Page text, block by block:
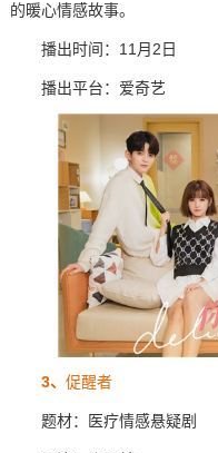
的暖心情感故事。
播出时间：11月2日
播出平台：爱奇艺
3、 促醒者
题材：医疗情感悬疑剧